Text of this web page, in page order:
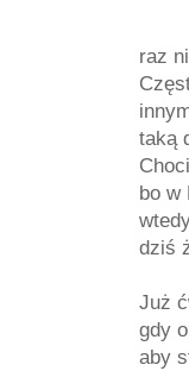
raz
taką
bo w
dziś
Już
gdy
aby